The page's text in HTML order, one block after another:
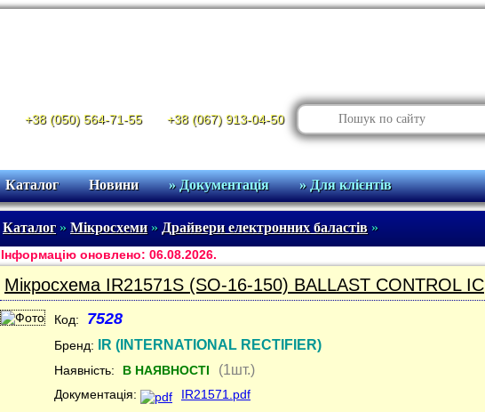
+38 (050) 564-71-55 +38 (067) 913-04-50
Каталог Новини » Документація » Для клієнтів
Каталог» Мікросхеми» Драйвери електронних баластів»
Інформацію оновлено: 06.08.2026.
Мікросхема IR21571S (SO-16-150) BALLAST CONTROL IC
Код: 7528
Бренд: IR (INTERNATIONAL RECTIFIER)
Наявність: В НАЯВНОСТІ (1шт.)
Документація: IR21571.pdf